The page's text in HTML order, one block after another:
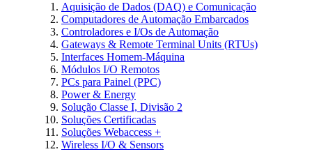
Aquisição de Dados (DAQ) e Comunicação
Computadores de Automação Embarcados
Controladores e I/Os de Automação
Gateways & Remote Terminal Units (RTUs)
Interfaces Homem-Máquina
Módulos I/O Remotos
PCs para Painel (PPC)
Power & Energy
Solução Classe I, Divisão 2
Soluções Certificadas
Soluções Webaccess +
Wireless I/O & Sensors